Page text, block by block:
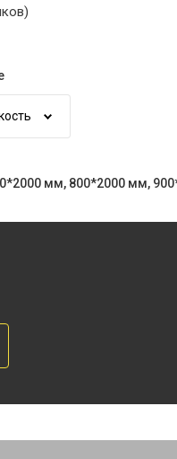
мм, 800*2000 мм,